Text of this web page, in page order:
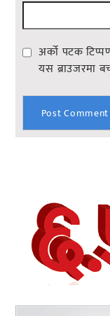
अर्को पटक
यस ब्राउजरमा